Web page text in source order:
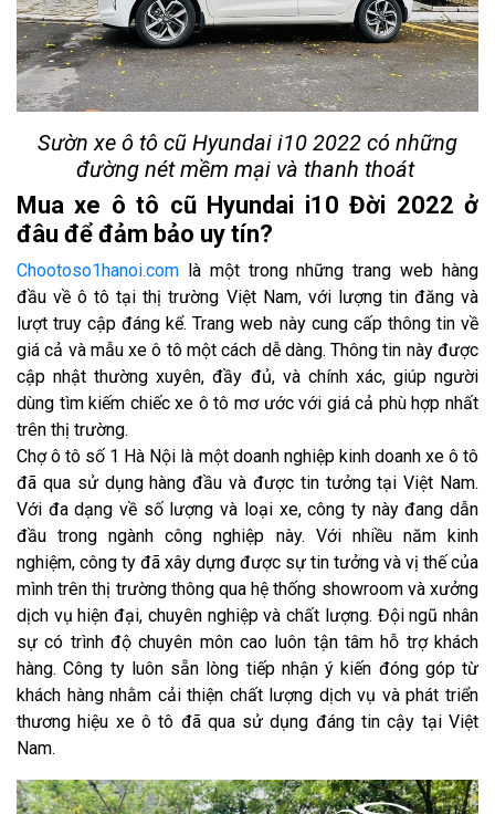
Sườn xe ô tô cũ Hyundai i10 2022 có những
đường nét mềm mại và thanh thoát
Mua xe ô tô cũ Hyundai i10 Đời 2022 ở
đâu để đảm bảo uy tín?
Chootoso1hanoi.com
là một trong những trang web hàng
đầu về ô tô tại thị trường Việt Nam, với lượng tin đăng và
lượt truy cập đáng kể. Trang web này cung cấp thông tin về
giá cả và mẫu xe ô tô một cách dễ dàng. Thông tin này được
cập nhật thường xuyên, đầy đủ, và chính xác, giúp người
dùng tìm kiếm chiếc xe ô tô mơ ước với giá cả phù hợp nhất
trên thị trường.
Chợ ô tô số 1 Hà Nội là một doanh nghiệp kinh doanh xe ô tô
đã qua sử dụng hàng đầu và được tin tưởng tại Việt Nam.
Với đa dạng về số lượng và loại xe, công ty này đang dẫn
đầu trong ngành công nghiệp này. Với nhiều năm kinh
nghiệm, công ty đã xây dựng được sự tin tưởng và vị thế của
mình trên thị trường thông qua hệ thống showroom và xưởng
dịch vụ hiện đại, chuyên nghiệp và chất lượng. Đội ngũ nhân
sự có trình độ chuyên môn cao luôn tận tâm hỗ trợ khách
hàng. Công ty luôn sẵn lòng tiếp nhận ý kiến đóng góp từ
khách hàng nhằm cải thiện chất lượng dịch vụ và phát triển
thương hiệu xe ô tô đã qua sử dụng đáng tin cậy tại Việt
Nam.